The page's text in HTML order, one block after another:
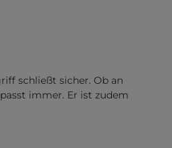
schließt sicher. Ob an
immer. Er ist zudem